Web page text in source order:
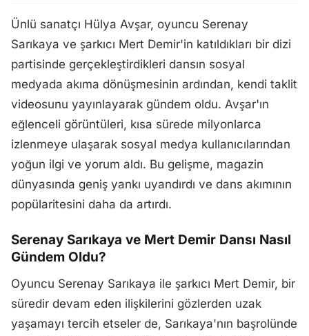
Ünlü sanatçı Hülya Avşar, oyuncu Serenay
Sarıkaya ve şarkıcı Mert Demir'in katıldıkları bir dizi
partisinde gerçekleştirdikleri dansın sosyal
medyada akıma dönüşmesinin ardından, kendi taklit
videosunu yayınlayarak gündem oldu. Avşar'ın
eğlenceli görüntüleri, kısa sürede milyonlarca
izlenmeye ulaşarak sosyal medya kullanıcılarından
yoğun ilgi ve yorum aldı. Bu gelişme, magazin
dünyasında geniş yankı uyandırdı ve dans akımının
popülaritesini daha da artırdı.
Serenay Sarıkaya ve Mert Demir Dansı Nasıl
Gündem Oldu?
Oyuncu Serenay Sarıkaya ile şarkıcı Mert Demir, bir
süredir devam eden ilişkilerini gözlerden uzak
yaşamayı tercih etseler de, Sarıkaya'nın başrolünde